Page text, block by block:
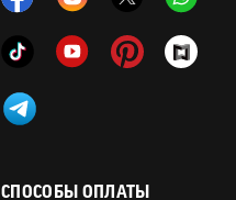
СПОСОБЫ ОПЛАТЫ